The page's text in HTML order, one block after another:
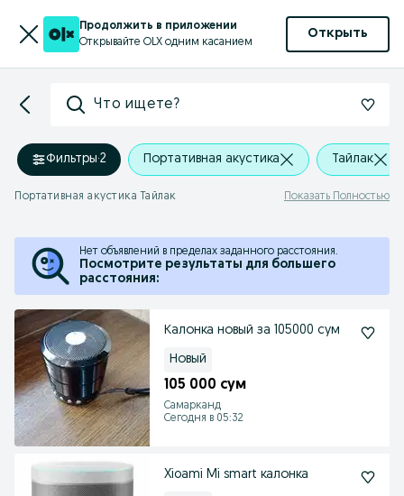
Продолжить в приложении
Открывайте OLX одним касанием
Открыть
Что ищете?
Фильтры·2 Портативная акустика Тайлак
Портативная акустика Тайлак Показать Полностью
Нет объявлений в пределах заданного расстояния.
Посмотрите результаты для большего
расстояния:
Калонка новый за 105000 сум
Новый
105 000 сум
Самарканд
Сегодня в 05:32
Xioami Mi smart калонка